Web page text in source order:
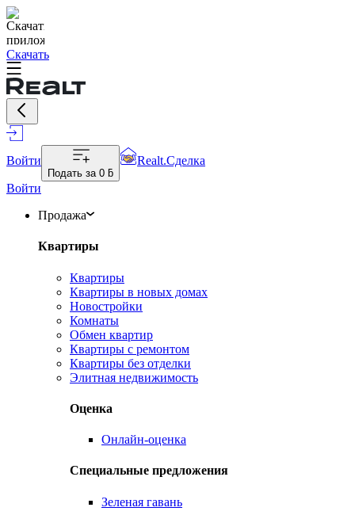
Скачать
Войти
Подать за 0 ƃ
Realt.Сделка
Войти
Продажа
Квартиры
Квартиры
Квартиры в новых домах
Новостройки
Комнаты
Обмен квартир
Квартиры с ремонтом
Квартиры без отделки
Элитная недвижимость
Оценка
Онлайн-оценка
Специальные предложения
Зеленая гавань